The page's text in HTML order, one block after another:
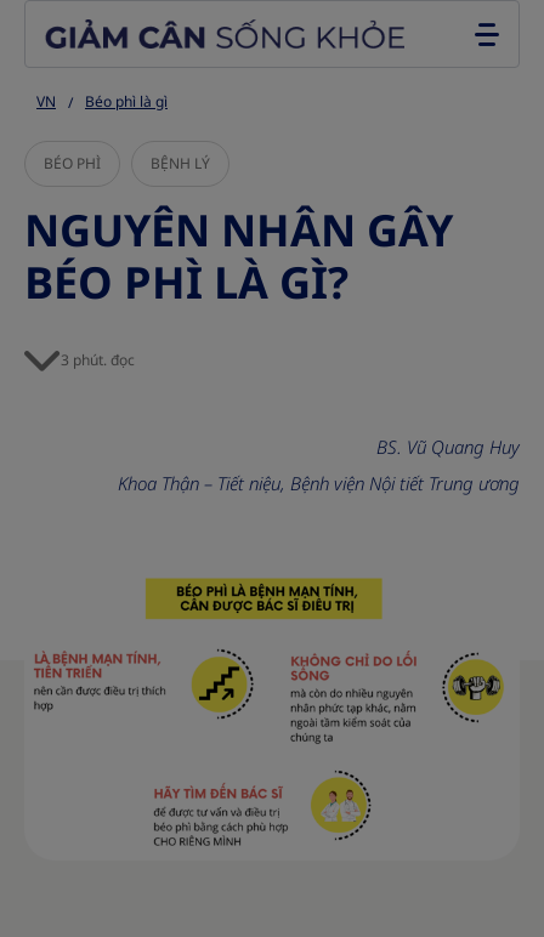
Go to the page content
VN Béo phì là gì
BÉO PHÌ BỆNH LÝ
NGUYÊN NHÂN GÂY
BÉO PHÌ LÀ GÌ?
BS. Vũ Quang Huy
Khoa Thận – Tiết niệu, Bệnh viện Nội tiết Trung ương
3 phút. đọc